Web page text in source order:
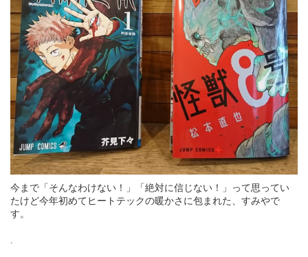
今まで「そんなわけない！」「絶対に信じない！」って思ってい
たけど今年初めてヒートテックの暖かさに包まれた、すみやで
す。
.